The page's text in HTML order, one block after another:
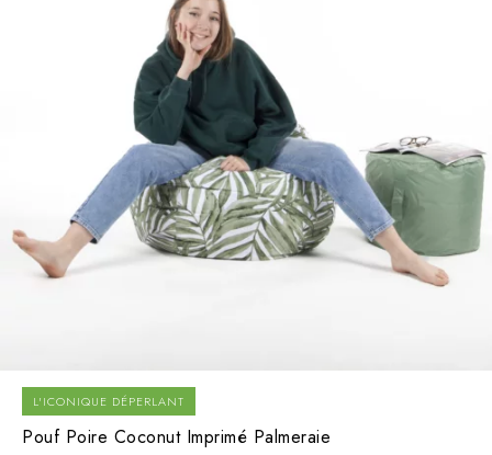
L'ICONIQUE DÉPERLANT
Pouf Poire Coconut Imprimé Palmeraie